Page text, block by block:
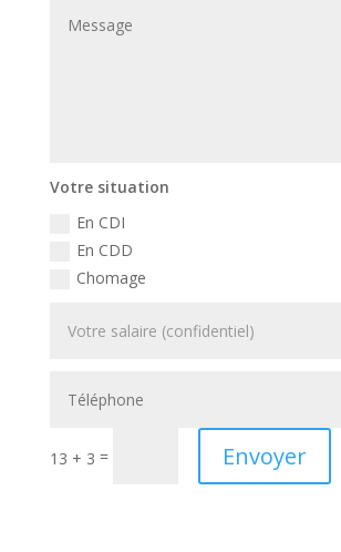
Votre situation
En CDI
En CDD
Chomage
13 + 3 = Envoyer